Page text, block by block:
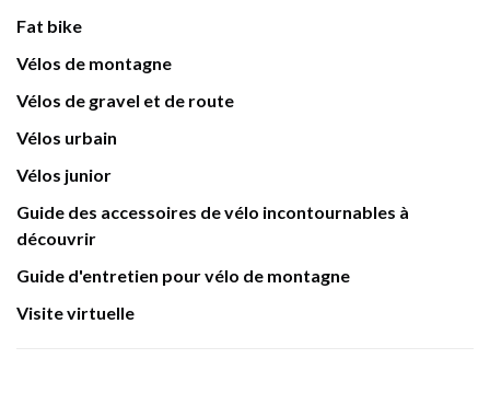
Fat bike
Vélos de montagne
Vélos de gravel et de route
Vélos urbain
Vélos junior
Guide des accessoires de vélo incontournables à
découvrir
Guide d'entretien pour vélo de montagne
Visite virtuelle